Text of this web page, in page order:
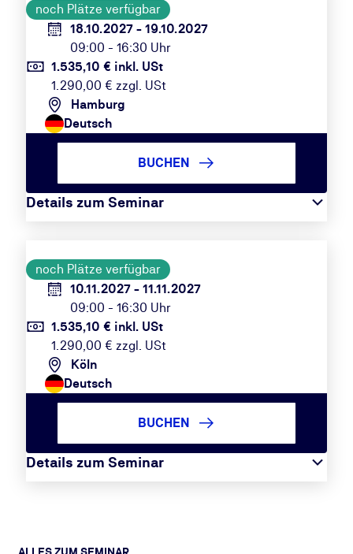
noch Plätze verfügbar
18.10.2027 - 19.10.2027
09:00 - 16:30 Uhr
1.535,10 € inkl. USt
1.290,00 € zzgl. USt
Hamburg
Deutsch
Details zum Seminar
BUCHEN
noch Plätze verfügbar
10.11.2027 - 11.11.2027
09:00 - 16:30 Uhr
1.535,10 € inkl. USt
1.290,00 € zzgl. USt
Köln
Deutsch
Details zum Seminar
BUCHEN